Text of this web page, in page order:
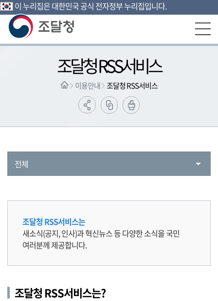
본문영역 바로가기
메인메뉴 바로가기
하단링크 바로가기
이 누리집은 대한민국 공식 전자정부 누리집입니다.
조달청 RSS서비스
이용안내 조달청 RSS서비스
전체
조달청 RSS서비스는
새소식(공지, 인사)과 혁신뉴스 등 다양한 소식을 국민
여러분께 제공합니다.
조달청 RSS서비스는?